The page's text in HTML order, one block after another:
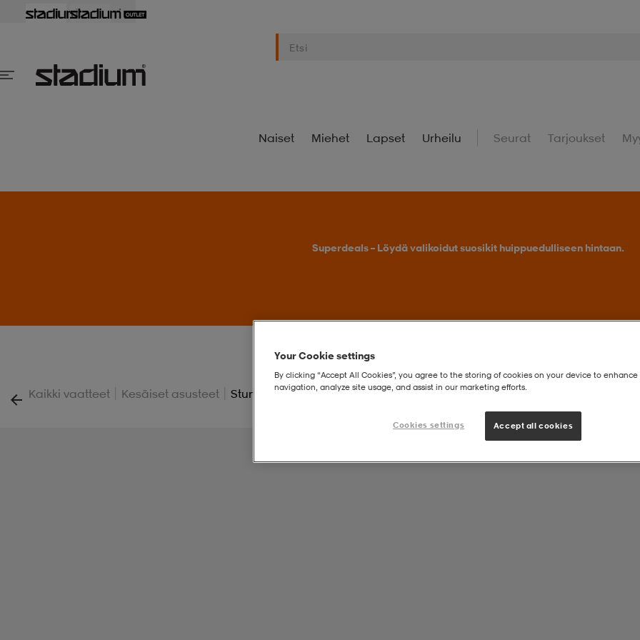
Naiset Miehet Lapset Urheilu Seurat Tarjoukset
Superdeals – Löydä valikoidut suosikit huippuedulliseen hintaan.
Kaikki vaatteet | Kesäiset asusteet | Stunt Devil
Your Cookie settings
By clicking “Accept All Cookies”, you agree to the storing of cookies on your device to enhance
navigation, analyze site usage, and assist in our marketing efforts.
Cookies settings Accept all cookies